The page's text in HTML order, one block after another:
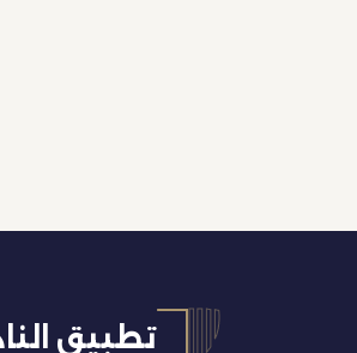
تطبيق